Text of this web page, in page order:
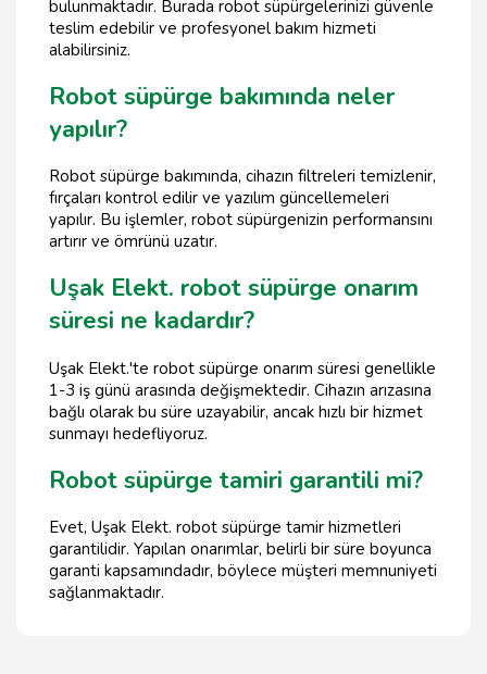
bulunmaktadır. Burada robot süpürgelerinizi güvenle
teslim edebilir ve profesyonel bakım hizmeti
alabilirsiniz.
Robot süpürge bakımında neler
yapılır?
Robot süpürge bakımında, cihazın filtreleri temizlenir,
fırçaları kontrol edilir ve yazılım güncellemeleri
yapılır. Bu işlemler, robot süpürgenizin performansını
artırır ve ömrünü uzatır.
Uşak Elekt. robot süpürge onarım
süresi ne kadardır?
Uşak Elekt.'te robot süpürge onarım süresi genellikle
1-3 iş günü arasında değişmektedir. Cihazın arızasına
bağlı olarak bu süre uzayabilir, ancak hızlı bir hizmet
sunmayı hedefliyoruz.
Robot süpürge tamiri garantili mi?
Evet, Uşak Elekt. robot süpürge tamir hizmetleri
garantilidir. Yapılan onarımlar, belirli bir süre boyunca
garanti kapsamındadır, böylece müşteri memnuniyeti
sağlanmaktadır.